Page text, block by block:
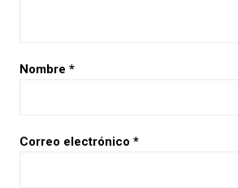
Nombre *
Correo electrónico *